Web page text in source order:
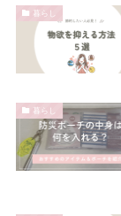
暮らし
暮らし